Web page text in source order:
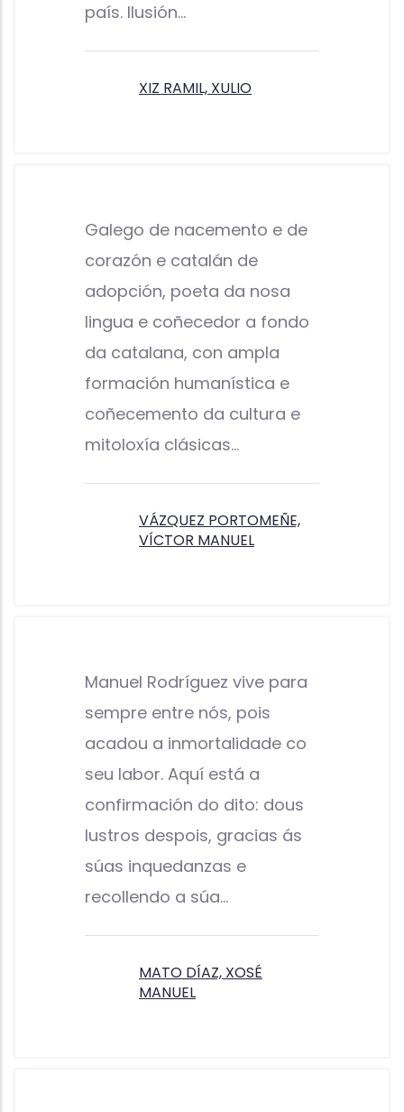
país. Ilusión…
XIZ RAMIL, XULIO
Galego de nacemento e de
corazón e catalán de
adopción, poeta da nosa
lingua e coñecedor a fondo
da catalana, con ampla
formación humanística e
coñecemento da cultura e
mitoloxía clásicas...
VÁZQUEZ PORTOMEÑE,
VÍCTOR MANUEL
Manuel Rodríguez vive para
sempre entre nós, pois
acadou a inmortalidade co
seu labor. Aquí está a
confirmación do dito: dous
lustros despois, gracias ás
súas inquedanzas e
recollendo a súa…
MATO DÍAZ, XOSÉ
MANUEL